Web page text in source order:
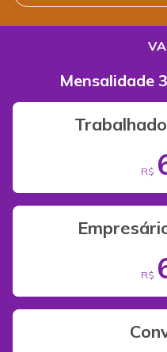
Mensalidade
R$
R$